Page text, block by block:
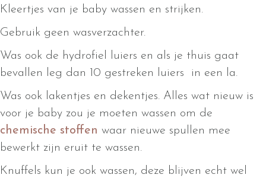
Kleertjes van je baby wassen en strijken.
Gebruik geen wasverzachter.
Was ook de hydrofiel luiers en als je thuis gaat
bevallen leg dan 10 gestreken luiers in een la.
Was ook lakentjes en dekentjes. Alles wat nieuw is
voor je baby zou je moeten wassen om de
chemische stoffen waar nieuwe spullen mee
bewerkt zijn eruit te wassen.
Knuffels kun je ook wassen, deze blijven echt wel